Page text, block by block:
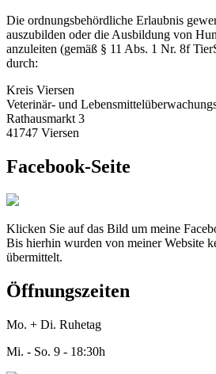
Die ordnungsbehördliche Erlaubnis
auszubilden oder die Ausbildung von
anzuleiten (gemäß § 11 Abs. 1 Nr. 8f
durch:
Kreis Viersen
Veterinär- und
Rathausmarkt 3
41747 Viersen
Facebook-Seite
Klicken Sie auf das Bild um meine
Bis hierhin wurden von meiner Website
übermittelt.
Öffnungszeiten
Mo. + Di. Ruhetag
Mi. - So. 9 - 18:30h